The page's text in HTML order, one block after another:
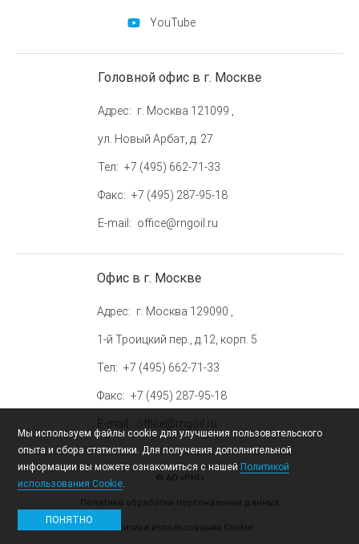
YouTube
Головной офис в г. Москве
Адрес
г. Москва 121099 ,
ул. Новый Арбат, д. 27
Тел
+7 (495) 662-71-33
Факс
+7 (495) 287-95-18
E-mail
office@rngoil.ru
Офис в г. Москве
Адрес
г. Москва 129090 ,
1-й Троицкий пер., д.12, корп. 5
Тел
+7 (495) 662-71-33
Факс
+7 (495) 287-95-18
E-mail
office@rngoil.ru
© АО «РНГ»
Политика обработки персональных данных
Политика использования Cookie
Мы используем файлы cookie для улучшения пользовательского
опыта и сбора статистики. Для получения дополнительной
информации вы можете ознакомиться с нашей Политикой
использования Cookie.
ПОНЯТНО